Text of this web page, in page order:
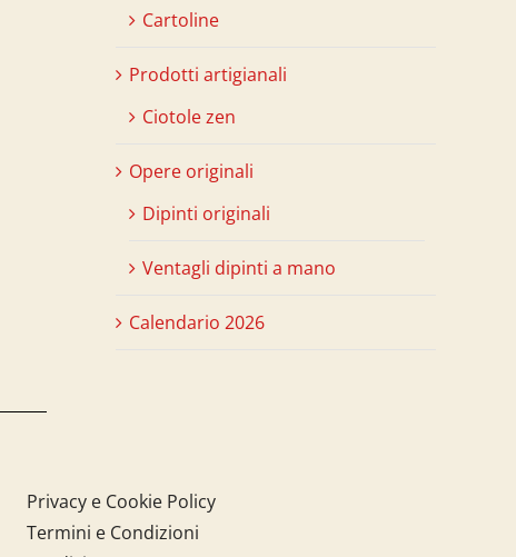
Cartoline
Prodotti artigianali
Ciotole zen
Opere originali
Dipinti originali
Ventagli dipinti a mano
Calendario 2026
Privacy e Cookie Policy
Termini e Condizioni